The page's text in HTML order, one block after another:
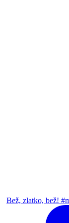
Bež, zlatko, bež!